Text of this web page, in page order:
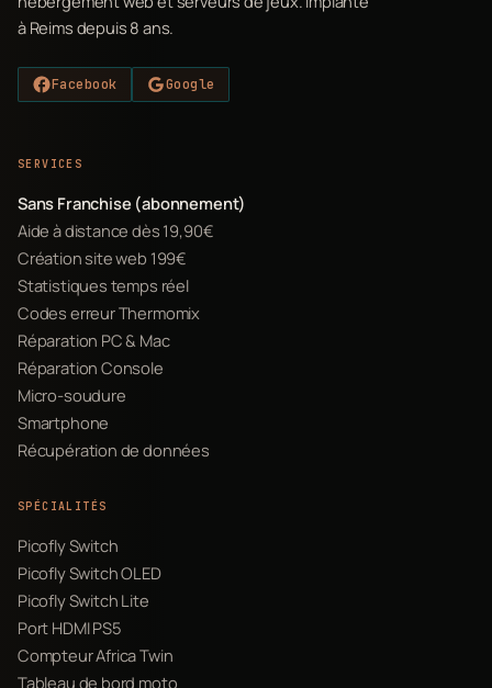
à Reims depuis 8 ans.
Facebook Google
SERVICES
Sans Franchise (abonnement)
Aide à distance dès 19,90€
Création site web 199€
Statistiques temps réel
Codes erreur Thermomix
Réparation PC & Mac
Réparation Console
Micro-soudure
Smartphone
Récupération de données
SPÉCIALITÉS
Picofly Switch
Picofly Switch OLED
Picofly Switch Lite
Port HDMI PS5
Compteur Africa Twin
Tableau de bord moto